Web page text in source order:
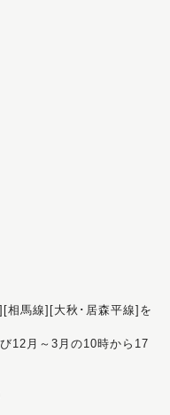
相馬線][大秋･居森平線]を
12月～3月の10時から17